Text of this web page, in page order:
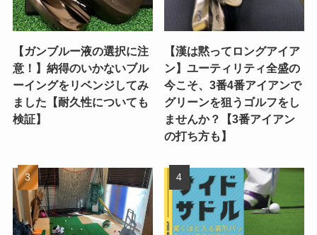
【ガンブルー液の選択に注
意！】納得のいかないブル
ーイングをリベンジしてみ
ました【耐久性についても
検証】
【漢は黙ってロングアイア
ン】ユーティリティ全盛の
今こそ、3番4番アイアンで
グリーンを狙うゴルフをし
ませんか？【3番アイアン
の打ち方も】